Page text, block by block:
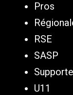
Pros
RSE
SASP
U11